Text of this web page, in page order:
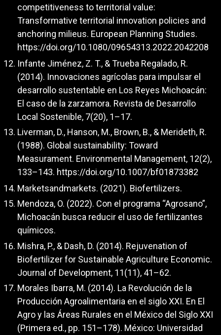
competitiveness to territorial value:
Transformative territorial innovation policies and
anchoring milieus. European Planning Studies.
https://doi.org/10.1080/09654313.2022.2042208
Infante Jiménez, Z. T., & Trueba Regalado, R.
(2014). Innovaciones agrícolas para impulsar el
desarrollo sustentable en Los Reyes Michoacán:
El caso de la zarzamora. Revista de Desarrollo
Local Sostenible, 7(20), 1–17.
Liverman, D., Hanson, M., Brown, B., & Merideth, R.
(1988). Global sustainability: Toward
Measurament. Environmental Management, 12(2),
133–143. https://doi.org/10.1007/bf01873382
Marketsandmarkets. (2021). Biofertilizers.
Mendoza, O. (2022). Con el programa “Agrosano”,
Michoacán busca reducir el uso de fertilizantes
químicos.
Mishra, P., & Dash, D. (2014). Rejuvenation of
Biofertilizer for Sustainable Agriculture Economic.
Journal of Development, 11(11), 41–62.
Morales Ibarra, M. (2014). La Revolución de la
Producción Agroalimentaria en el siglo XXI. En El
Agro y las Áreas Rurales en el México del Siglo XXI
(Primera ed., pp. 151–178). México: Universidad